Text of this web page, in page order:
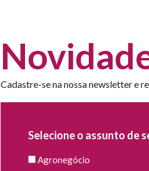
Cadastre-se na nossa newsletter e
Selecione o assunto de
Agronegócio